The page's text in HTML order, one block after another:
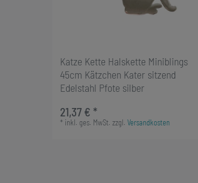
Katze Kette Halskette Miniblings
45cm Kätzchen Kater sitzend
Edelstahl Pfote silber
21,37 € *
* inkl. ges. MwSt. zzgl. Versandkosten